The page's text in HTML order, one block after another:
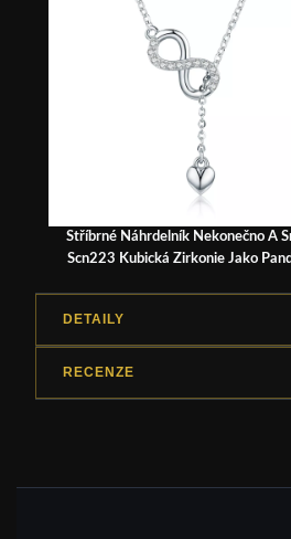
Stříbrné Náhrdelník Nekonečno A
Scn223 Kubická Zirkonie Jako
DETAILY
RECENZE